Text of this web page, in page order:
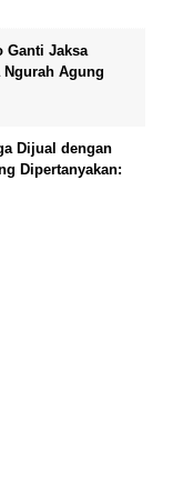
Ganti Jaksa
Agung
Dijual dengan
Dipertanyakan: